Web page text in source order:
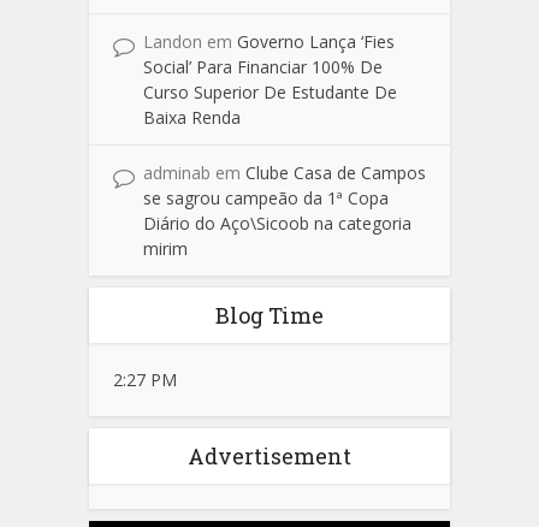
Landon em Governo Lança ‘Fies
Social’ Para Financiar 100% De
Curso Superior De Estudante De
Baixa Renda
adminab em Clube Casa de Campos
se sagrou campeão da 1ª Copa
Diário do Aço\Sicoob na categoria
mirim
Blog Time
2:27 PM
Advertisement